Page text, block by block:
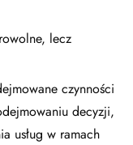
lecz
czynności
decyzji,
usług w ramach